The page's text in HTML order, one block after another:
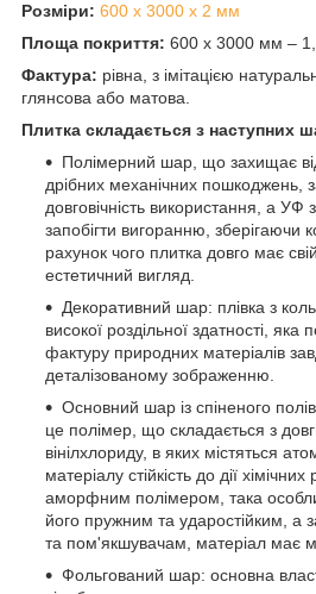
Розміри: 600 х 3000 х 2 мм
Площа покриття: 600 х 3000 мм –
Фактура: рівна, з імітацією
глянсова або матова.
Плитка складається з наступних
Полімерний шар, що захищає
дрібних механічних пошкоджень,
довговічність використання, а УФ
запобігти вигоранню, зберігаючи
рахунок чого плитка довго має
естетичний вигляд.
Декоративний шар: плівка з
високої роздільної здатності, яка
фактуру природних матеріалів
деталізованому зображенню.
Основний шар із спіненого
це полімер, що складається з
вінілхлориду, в яких містяться
матеріалу стійкість до дії
аморфним полімером, така
його пружним та ударостійким, а
та пом'якшувачам, матеріал має
Фольгований шар: основна